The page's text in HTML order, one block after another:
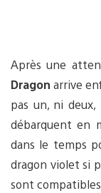
Après une
Dragon arrive
pas un, ni
débarquent en
dans le temps
dragon violet si
sont